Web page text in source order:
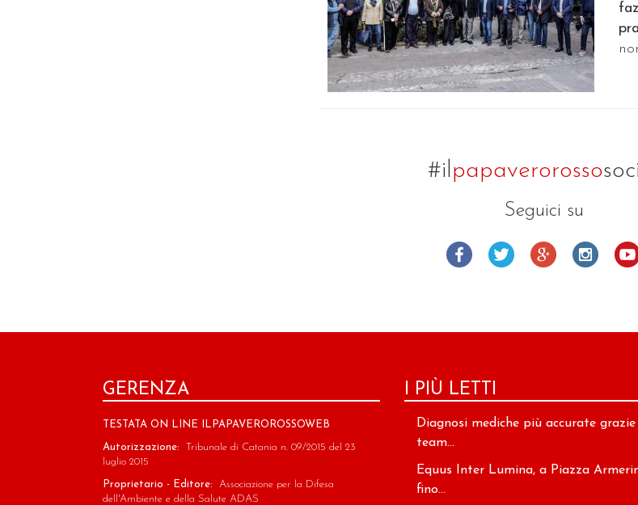
#ilpapaverorosso
Seguici su
GERENZA
TESTATA ON LINE ILPAPAVEROROSSOWEB
Autorizzazione: Tribunale di Catania n. 09/2015 del 23
luglio 2015
Proprietario - Editore: Associazione per la Difesa
dell'Ambiente e della Salute ADAS
I PIÙ LETTI
Diagnosi mediche più accurate
team...
Equus Inter Lumina, a Piazza
fino...